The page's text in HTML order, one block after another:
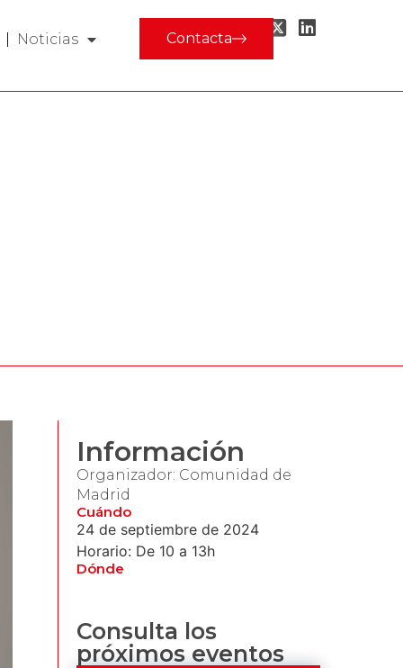
Noticias Contacta
Información
Organizador: Comunidad de
Madrid
Cuándo
24 de septiembre de 2024
Horario: De 10 a 13h
Dónde
Consulta los
próximos eventos